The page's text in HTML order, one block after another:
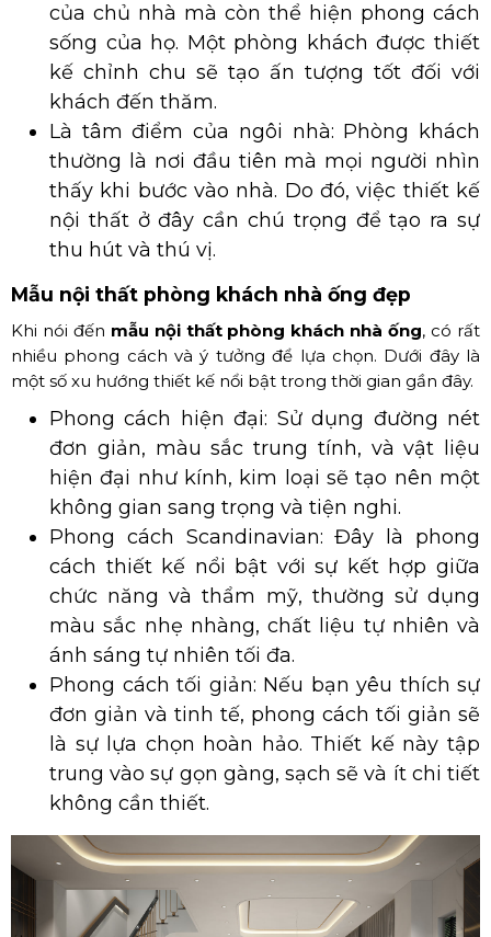
của chủ nhà mà còn thể hiện phong cách
sống của họ. Một phòng khách được thiết
kế chỉnh chu sẽ tạo ấn tượng tốt đối với
khách đến thăm.
Là tâm điểm của ngôi nhà: Phòng khách
thường là nơi đầu tiên mà mọi người nhìn
thấy khi bước vào nhà. Do đó, việc thiết kế
nội thất ở đây cần chú trọng để tạo ra sự
thu hút và thú vị.
Mẫu nội thất phòng khách nhà ống đẹp
Khi nói đến mẫu nội thất phòng khách nhà ống, có rất
nhiều phong cách và ý tưởng để lựa chọn. Dưới đây là
một số xu hướng thiết kế nổi bật trong thời gian gần đây.
Phong cách hiện đại: Sử dụng đường nét
đơn giản, màu sắc trung tính, và vật liệu
hiện đại như kính, kim loại sẽ tạo nên một
không gian sang trọng và tiện nghi.
Phong cách Scandinavian: Đây là phong
cách thiết kế nổi bật với sự kết hợp giữa
chức năng và thẩm mỹ, thường sử dụng
màu sắc nhẹ nhàng, chất liệu tự nhiên và
ánh sáng tự nhiên tối đa.
Phong cách tối giản: Nếu bạn yêu thích sự
đơn giản và tinh tế, phong cách tối giản sẽ
là sự lựa chọn hoàn hảo. Thiết kế này tập
trung vào sự gọn gàng, sạch sẽ và ít chi tiết
không cần thiết.